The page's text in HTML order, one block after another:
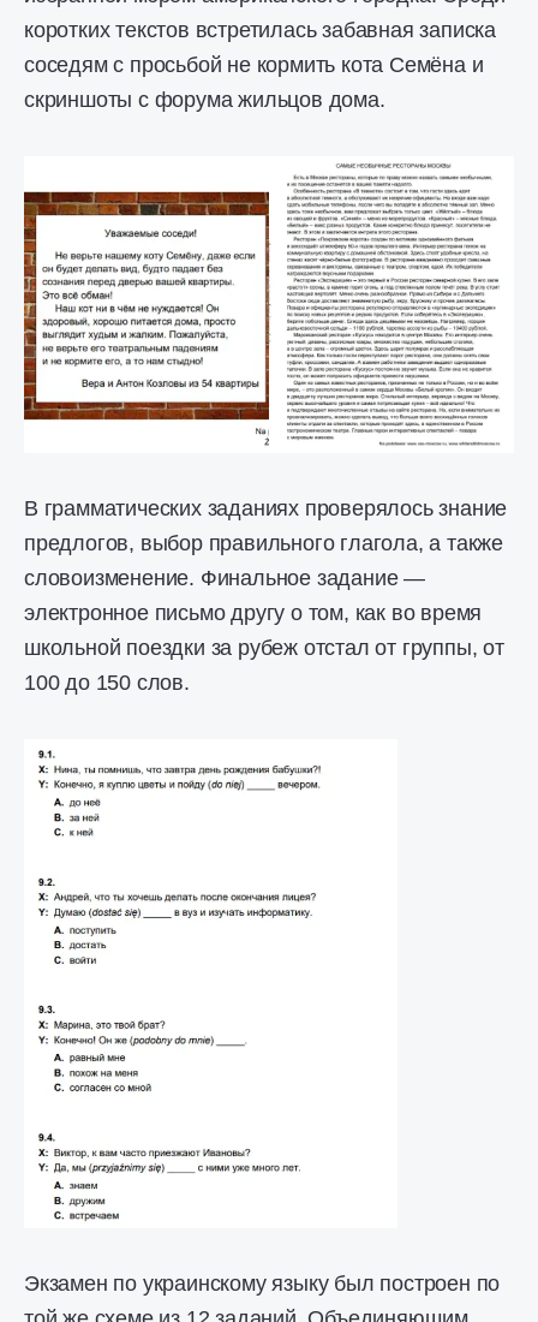
коротких текстов встретилась забавная записка
соседям с просьбой не кормить кота Семёна и
скриншоты с форума жильцов дома.
В грамматических заданиях проверялось знание
предлогов, выбор правильного глагола, а также
словоизменение. Финальное задание —
электронное письмо другу о том, как во время
школьной поездки за рубеж отстал от группы, от
100 до 150 слов.
Экзамен по украинскому языку был построен по